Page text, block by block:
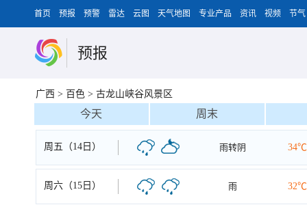
首页 预报 预警 雷达 云图 天气地图 专业产品 资讯 视频 节气
预报
广西 > 百色 > 古龙山峡谷风景区
今天 周末
周五（14日） 雨转阴 34℃
周六（15日） 雨 32℃